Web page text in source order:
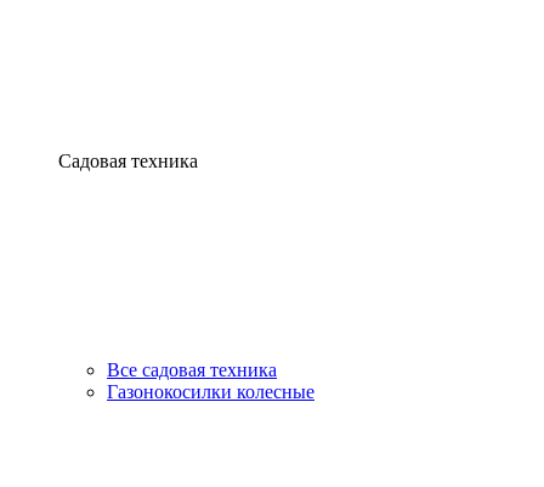
Садовая техника
Все садовая техника
Газонокосилки колесные